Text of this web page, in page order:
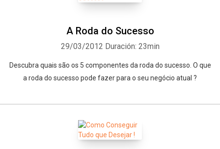
A Roda do Sucesso
29/03/2012 Duración: 23min
Descubra quais são os 5 componentes da roda do sucesso. O que
a roda do sucesso pode fazer para o seu negócio atual ?